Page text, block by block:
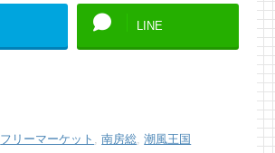
LINE
フリーマーケット ,南房総,潮風王国